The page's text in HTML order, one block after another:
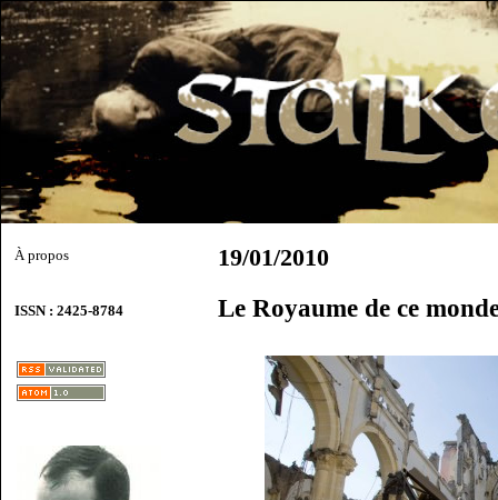
À propos
ISSN : 2425-8784
19/01/2010
Le Royaume de ce